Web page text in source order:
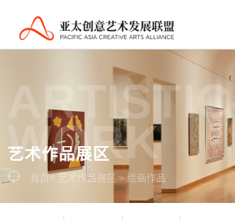
WORK
艺术作品展区
首页 > 艺术作品展区 > 绘画作品